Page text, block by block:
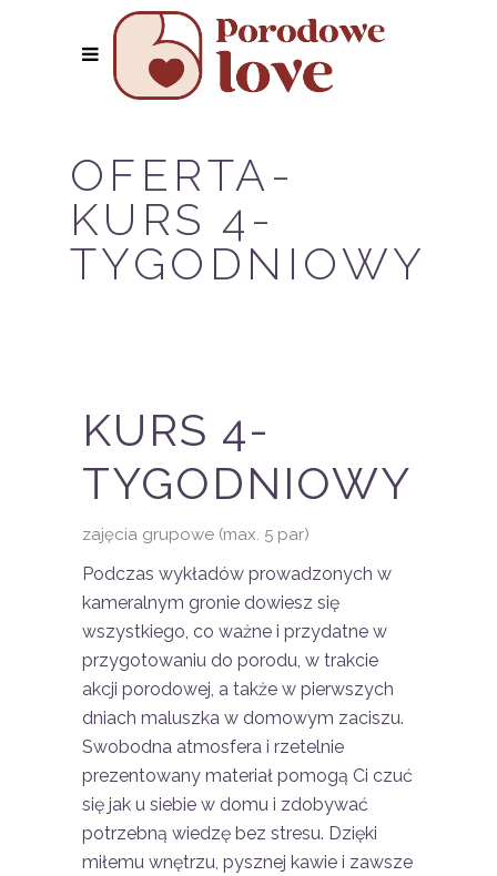
OFERTA-
KURS 4-
TYGODNIOWY
KURS 4-
TYGODNIOWY
zajęcia grupowe (max. 5 par)
Podczas wykładów prowadzonych w
kameralnym gronie dowiesz się
wszystkiego, co ważne i przydatne w
przygotowaniu do porodu, w trakcie
akcji porodowej, a także w pierwszych
dniach maluszka w domowym zaciszu.
Swobodna atmosfera i rzetelnie
prezentowany materiał pomogą Ci czuć
się jak u siebie w domu i zdobywać
potrzebną wiedzę bez stresu. Dzięki
miłemu wnętrzu, pysznej kawie i zawsze